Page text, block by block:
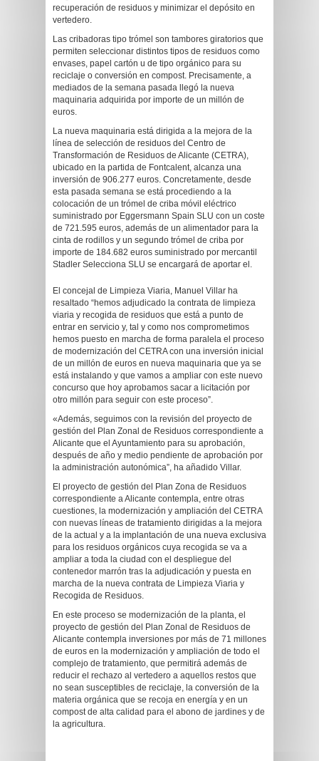
recuperación de residuos y minimizar el depósito en
vertedero.
Las cribadoras tipo trómel son tambores giratorios que
permiten seleccionar distintos tipos de residuos como
envases, papel cartón u de tipo orgánico para su
reciclaje o conversión en compost. Precisamente, a
mediados de la semana pasada llegó la nueva
maquinaria adquirida por importe de un millón de
euros.
La nueva maquinaria está dirigida a la mejora de la
línea de selección de residuos del Centro de
Transformación de Residuos de Alicante (CETRA),
ubicado en la partida de Fontcalent, alcanza una
inversión de 906.277 euros. Concretamente, desde
esta pasada semana se está procediendo a la
colocación de un trómel de criba móvil eléctrico
suministrado por Eggersmann Spain SLU con un coste
de 721.595 euros, además de un alimentador para la
cinta de rodillos y un segundo trómel de criba por
importe de 184.682 euros suministrado por mercantil
Stadler Selecciona SLU se encargará de aportar el.
El concejal de Limpieza Viaria, Manuel Villar ha
resaltado “hemos adjudicado la contrata de limpieza
viaria y recogida de residuos que está a punto de
entrar en servicio y, tal y como nos comprometimos
hemos puesto en marcha de forma paralela el proceso
de modernización del CETRA con una inversión inicial
de un millón de euros en nueva maquinaria que ya se
está instalando y que vamos a ampliar con este nuevo
concurso que hoy aprobamos sacar a licitación por
otro millón para seguir con este proceso”.
«Además, seguimos con la revisión del proyecto de
gestión del Plan Zonal de Residuos correspondiente a
Alicante que el Ayuntamiento para su aprobación,
después de año y medio pendiente de aprobación por
la administración autonómica”, ha añadido Villar.
El proyecto de gestión del Plan Zona de Residuos
correspondiente a Alicante contempla, entre otras
cuestiones, la modernización y ampliación del CETRA
con nuevas líneas de tratamiento dirigidas a la mejora
de la actual y a la implantación de una nueva exclusiva
para los residuos orgánicos cuya recogida se va a
ampliar a toda la ciudad con el despliegue del
contenedor marrón tras la adjudicación y puesta en
marcha de la nueva contrata de Limpieza Viaria y
Recogida de Residuos.
En este proceso se modernización de la planta, el
proyecto de gestión del Plan Zonal de Residuos de
Alicante contempla inversiones por más de 71 millones
de euros en la modernización y ampliación de todo el
complejo de tratamiento, que permitirá además de
reducir el rechazo al vertedero a aquellos restos que
no sean susceptibles de reciclaje, la conversión de la
materia orgánica que se recoja en energía y en un
compost de alta calidad para el abono de jardines y de
la agricultura.